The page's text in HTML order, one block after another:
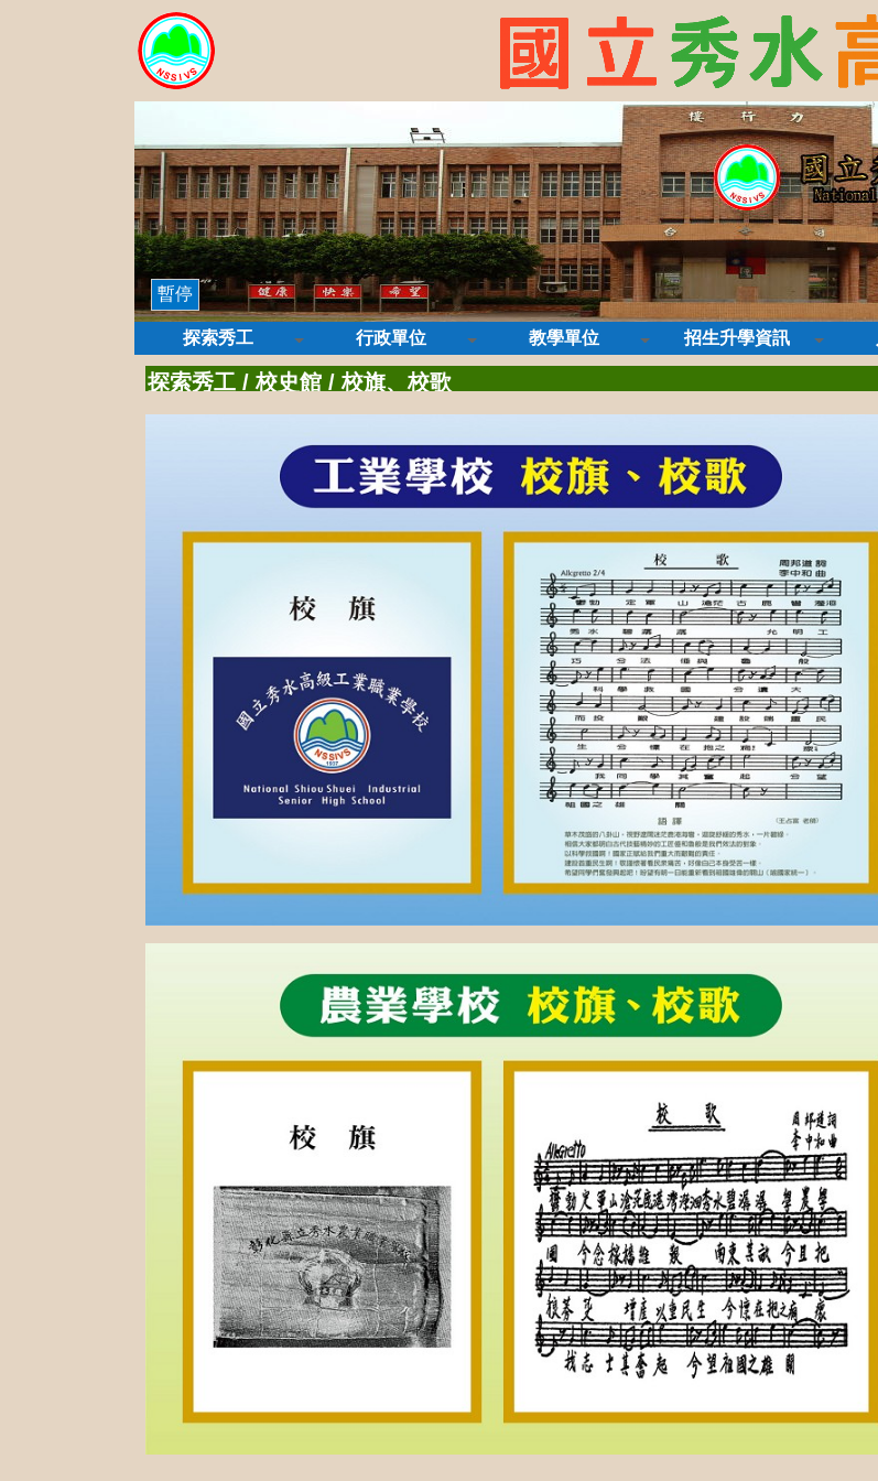
暫停
探索秀工
行政單位 教學單位 招生升學資訊
探索秀工 /校史館 /校旗、校歌